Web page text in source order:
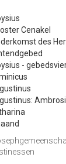
Cenakel
des
-